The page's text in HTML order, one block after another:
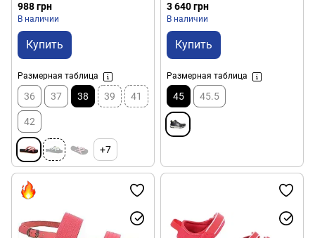
988 грн
В наличии
Купить
Размерная таблица
36 37 38 39 41
42
+7
3 640 грн
В наличии
Купить
Размерная таблица
45 45.5